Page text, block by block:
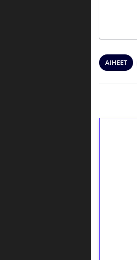
AIHEET